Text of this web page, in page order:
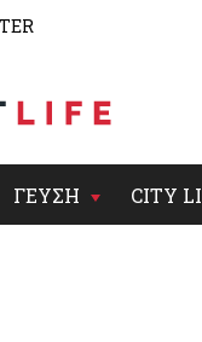
ΓΕΥΣΗ CITY